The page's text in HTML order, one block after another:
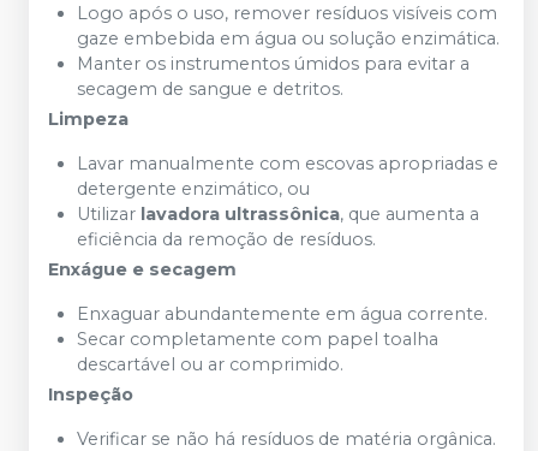
Logo após o uso, remover resíduos visíveis com
gaze embebida em água ou solução enzimática.
Manter os instrumentos úmidos para evitar a
secagem de sangue e detritos.
Limpeza
Lavar manualmente com escovas apropriadas e
detergente enzimático, ou
Utilizar lavadora ultrassônica, que aumenta a
eficiência da remoção de resíduos.
Enxágue e secagem
Enxaguar abundantemente em água corrente.
Secar completamente com papel toalha
descartável ou ar comprimido.
Inspeção
Verificar se não há resíduos de matéria orgânica.